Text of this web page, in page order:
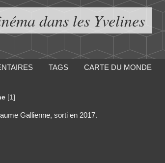
dans les Yvelines
TAGS CARTE DU MONDE
[1]
Gallienne, sorti en 2017.